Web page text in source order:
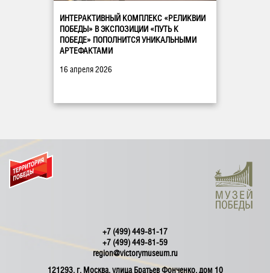
ИНТЕРАКТИВНЫЙ КОМПЛЕКС «РЕЛИКВИИ
ПОБЕДЫ» В ЭКСПОЗИЦИИ «ПУТЬ К
ПОБЕДЕ» ПОПОЛНИТСЯ УНИКАЛЬНЫМИ
АРТЕФАКТАМИ
16 апреля 2026
+7 (499) 449-81-17
+7 (499) 449-81-59
region@victorymuseum.ru
121293, г. Москва, улица Братьев Фонченко, дом 10